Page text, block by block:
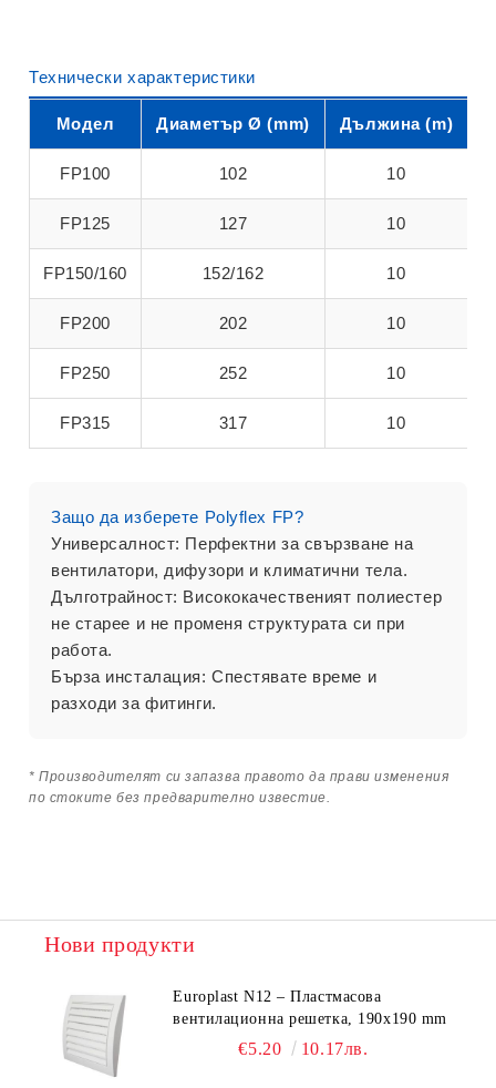
Технически характеристики
Модел Диаметър Ø (mm) Дължина (m)
FP100 102 10
FP125 127 10
FP150/160 152/162 10
FP200 202 10
FP250 252 10
FP315 317 10
Защо да изберете Polyflex FP?
Универсалност: Перфектни за свързване на
вентилатори, дифузори и климатични тела.
Дълготрайност: Висококачественият полиестер
не старее и не променя структурата си при
работа.
Бърза инсталация: Спестявате време и
разходи за фитинги.
* Производителят си запазва правото да прави изменения
по стоките без предварително известие.
Нови продукти
Europlast N12 – Пластмасова
вентилационна решетка, 190x190 mm
€5.20 10.17лв.